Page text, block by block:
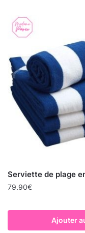
Serviette de plage
79.90€
Ajouter